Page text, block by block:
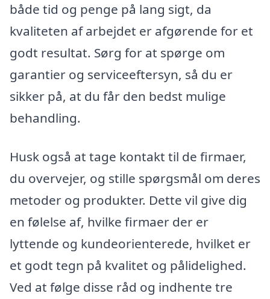
både tid og penge på lang sigt, da
kvaliteten af arbejdet er afgørende for et
godt resultat. Sørg for at spørge om
garantier og serviceeftersyn, så du er
sikker på, at du får den bedst mulige
behandling.
Husk også at tage kontakt til de firmaer,
du overvejer, og stille spørgsmål om deres
metoder og produkter. Dette vil give dig
en følelse af, hvilke firmaer der er
lyttende og kundeorienterede, hvilket er
et godt tegn på kvalitet og pålidelighed.
Ved at følge disse råd og indhente tre